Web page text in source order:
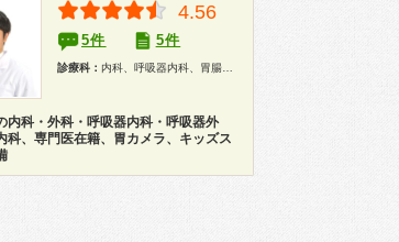
4.56
5件 5件
診療科： 内科、呼吸器内科、胃腸科、外科、呼吸器外科、在宅医療
内科・外科・呼吸器内科・呼吸器外
科、専門医在籍、胃カメラ、キッズス